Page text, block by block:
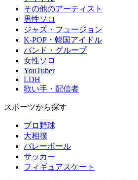
その他のアーティスト
男性ソロ
ジャズ・フュージョン
K-POP・韓国アイドル
バンド・グループ
女性ソロ
YouTuber
LDH
歌い手・配信者
スポーツから探す
プロ野球
大相撲
バレーボール
サッカー
フィギュアスケート